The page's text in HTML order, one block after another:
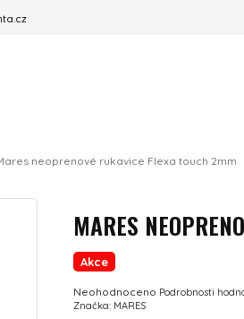
neoprenové rukavice Flexa touch 2mm
MARES
Akce
Průměrné hodnocení produktu je 0,0
Neohodnoceno Podrobnosti
Značka: MARES